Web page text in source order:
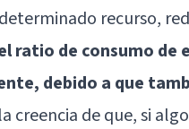
recurso,
ratio de consumo de
debido a que
creencia de que, si